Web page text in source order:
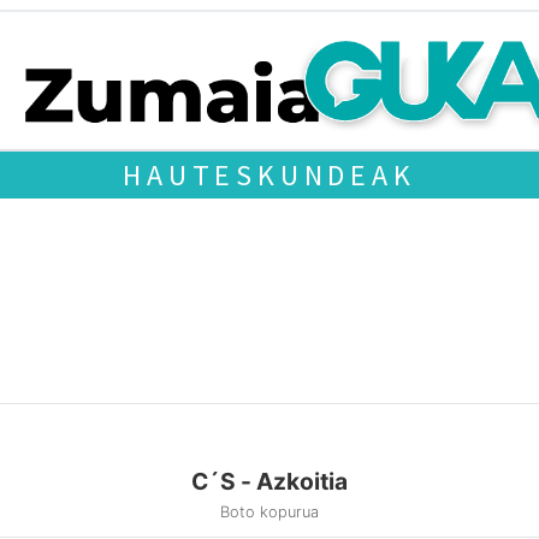
HAUTESKUNDEAK
C´S - Azkoitia
Boto kopurua